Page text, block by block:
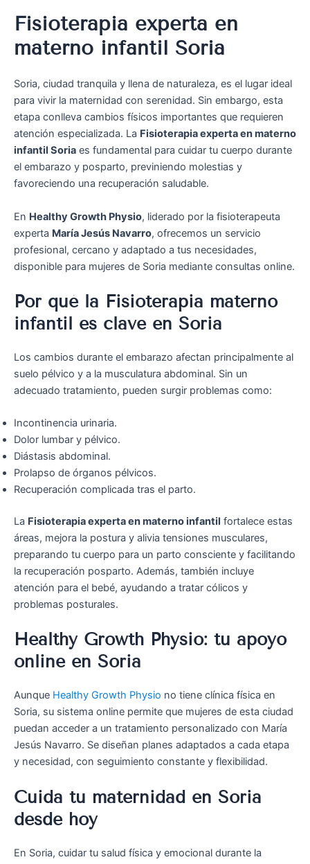
Fisioterapia experta en
materno infantil Soria
Soria, ciudad tranquila y llena de naturaleza, es el lugar ideal
para vivir la maternidad con serenidad. Sin embargo, esta
etapa conlleva cambios físicos importantes que requieren
atención especializada. La Fisioterapia experta en materno
infantil Soria es fundamental para cuidar tu cuerpo durante
el embarazo y posparto, previniendo molestias y
favoreciendo una recuperación saludable.
En Healthy Growth Physio, liderado por la fisioterapeuta
experta María Jesús Navarro, ofrecemos un servicio
profesional, cercano y adaptado a tus necesidades,
disponible para mujeres de Soria mediante consultas online.
Por qué la Fisioterapia materno
infantil es clave en Soria
Los cambios durante el embarazo afectan principalmente al
suelo pélvico y a la musculatura abdominal. Sin un
adecuado tratamiento, pueden surgir problemas como:
Incontinencia urinaria.
Dolor lumbar y pélvico.
Diástasis abdominal.
Prolapso de órganos pélvicos.
Recuperación complicada tras el parto.
La Fisioterapia experta en materno infantil fortalece estas
áreas, mejora la postura y alivia tensiones musculares,
preparando tu cuerpo para un parto consciente y facilitando
la recuperación posparto. Además, también incluye
atención para el bebé, ayudando a tratar cólicos y
problemas posturales.
Healthy Growth Physio: tu apoyo
online en Soria
Aunque Healthy Growth Physio no tiene clínica física en
Soria, su sistema online permite que mujeres de esta ciudad
puedan acceder a un tratamiento personalizado con María
Jesús Navarro. Se diseñan planes adaptados a cada etapa
y necesidad, con seguimiento constante y flexibilidad.
Cuida tu maternidad en Soria
desde hoy
En Soria, cuidar tu salud física y emocional durante la